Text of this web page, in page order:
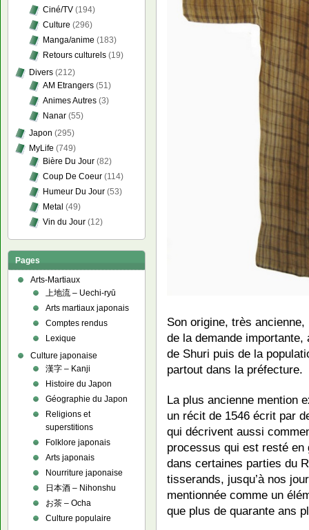
Son origine, très
de la demande
de Shuri puis de la
partout dans la préfecture.
La plus ancienne mention
un récit de 1546 écrit par
qui décrivent aussi
processus qui est resté en
dans certaines parties du
tisserands, jusqu’à nos
mentionnée comme un
que plus de quarante ans
Ciné/TV (194)
Culture (296)
Manga/anime (183)
Retours culturels (19)
Divers (212)
AM Etrangers (51)
Animes Autres (3)
Nanar (55)
Japon (295)
MyLife (749)
Bière Du Jour (82)
Coup De Coeur (114)
Humeur Du Jour (53)
Metal (49)
Vin du Jour (12)
Pages
Arts-Martiaux
上地流 – Uechi-ryū
Arts martiaux japonais
Comptes rendus
Lexique
Culture japonaise
漢字 – Kanji
Histoire du Japon
Géographie du Japon
Religions et
superstitions
Folklore japonais
Arts japonais
Nourriture japonaise
日本酒 – Nihonshu
お茶 – Ocha
Culture populaire